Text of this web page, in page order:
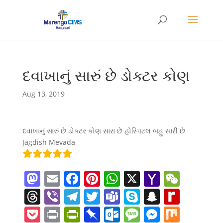
દવાખાનું સારું છે ડોક્ટર કોણ
Aug 13, 2019
દવાખાનું સારું છે ડોક્ટર કોણ સારા છે હોસ્પિટલ બહુ સારી છે
Jagdish Mevada
M
a
st
E
m
ai
F
a
c
Pi
nt
er
W
h
at
X Y
a
h
W
e
C
T
h
Vi
b
T
el
T
w
T
e
S
k
S
n
R
e
P PrPrPi O M M M